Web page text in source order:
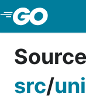
Skip to Main
src/